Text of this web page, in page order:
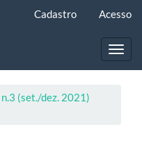
Cadastro Acesso
(set./dez. 2021)